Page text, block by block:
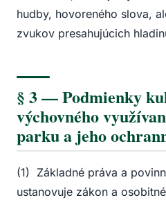
hudby, hovoreného slova,
zvukov presahujúcich
§ 3 — Podmienky
výchovného
parku a jeho
(1) Základné práva a
ustanovuje zákon a